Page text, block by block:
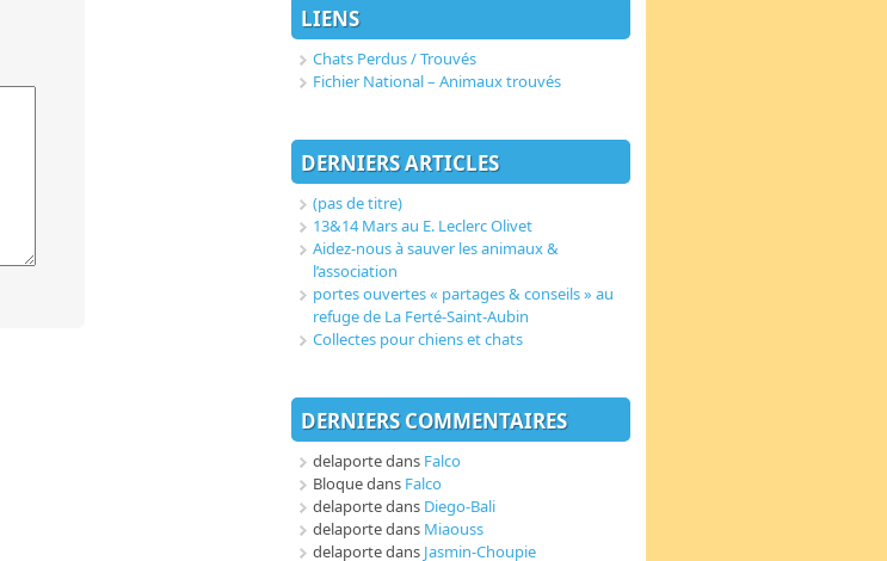
LIENS
Chats Perdus / Trouvés
Fichier National – Animaux trouvés
DERNIERS ARTICLES
(pas de titre)
13&14 Mars au E. Leclerc Olivet
Aidez-nous à sauver les animaux &
l’association
portes ouvertes « partages & conseils » au
refuge de La Ferté-Saint-Aubin
Collectes pour chiens et chats
DERNIERS COMMENTAIRES
delaportedans Falco
Bloquedans Falco
delaportedans Diego-Bali
delaportedans Miaouss
delaportedans Jasmin-Choupie